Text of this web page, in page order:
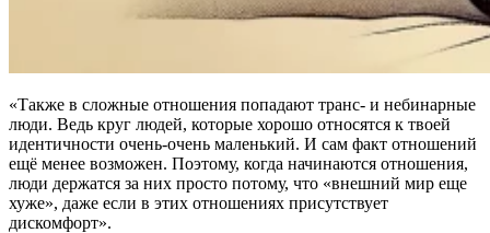
«Также в сложные отношения попадают транс- и небинарные
люди. Ведь круг людей, которые хорошо относятся к твоей
идентичности очень-очень маленький. И сам факт отношений
ещё менее возможен. Поэтому, когда начинаются отношения,
люди держатся за них просто потому, что «внешний мир еще
хуже», даже если в этих отношениях присутствует
дискомфорт».